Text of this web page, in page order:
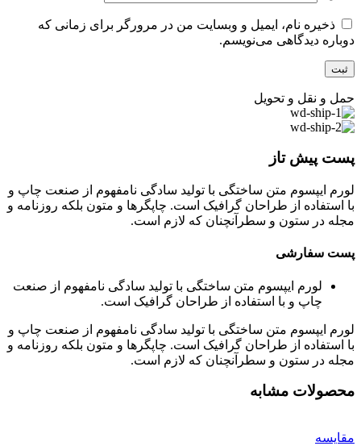
ذخیره نام، ایمیل و وبسایت من در مرورگر برای زمانی که
دوباره دیدگاهی می‌نویسم.
حمل و نقل و تحویل
پست پیش تاز
لورم ایپسوم متن ساختگی با تولید سادگی نامفهوم از صنعت چاپ و
با استفاده از طراحان گرافیک است. چاپگرها و متون بلکه روزنامه و
مجله در ستون و سطرآنچنان که لازم است.
پست سفارشی
لورم ایپسوم متن ساختگی با تولید سادگی نامفهوم از صنعت
چاپ و با استفاده از طراحان گرافیک است.
لورم ایپسوم متن ساختگی با تولید سادگی نامفهوم از صنعت چاپ و
با استفاده از طراحان گرافیک است. چاپگرها و متون بلکه روزنامه و
مجله در ستون و سطرآنچنان که لازم است.
محصولات مشابه
مقایسه